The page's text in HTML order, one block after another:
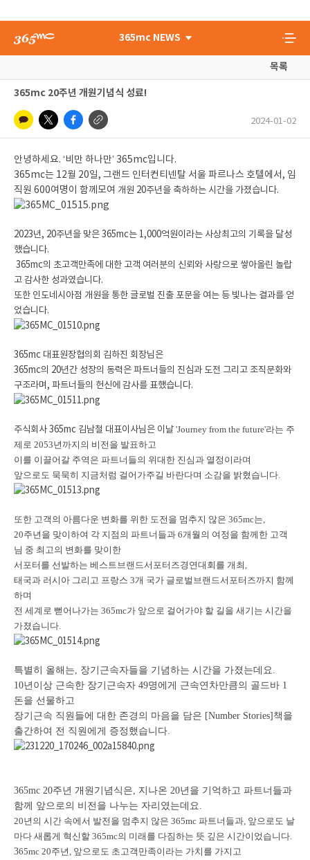
365mc NEWS
목록
365mc 20주년 개원기념식 성료!
2024-01-02
안녕하세요. ‘비만 하나만’ 365mc입니다.
365mc는 12월 20일, 그랜드 인터컨티넨탈 서울 파르나스 호텔에서, 임
직원 600여명이 함께모여 개원 20주년을 축하하는 시간을 가졌습니다.
2023년, 20주년을 맞은 365mc는 1,000억원이라는 사상최고의 기록을 달성
했습니다.
365mc의 초고객만족에 대한 고객 여러분의 신뢰와 사랑으로 쌓아올린 놀랍
고 감사한 성과였습니다.
또한 인도네시아점 개원을 통한 글로벌 진출 포문을 여는 등 빛나는 결과를 얻
었습니다.
365mc 대표원장협의회 김하진 회장님은
365mc의 20년간 성장의 동력은파트너들의 진심과 도전 그리고 조직문화와
구조라며, 파트너들의 헌신에 감사를 표했습니다.
주식회사 365mc 김남철 대표이사님은 이날 'Journey from the future'라는 주
제로 2053년까지의 비전을 발표하고
이를 이끌어갈 주역은 파트너들의 위대한 진심과 열정이라며
앞으로도 묵묵히 지금처럼 걸어가주길 바란다며 소감을 밝혔습니다.
또한 고객의 아름다운 변화를 위한 도전을 멈추지 않은 365mc는,
20주년을 맞이하여 각 지점의 파트너들과 6개월의 여정을 함께한 고객
님 중 최고의 변화를 맞이한
서포터를 선발하는 베스트브랜드서포터즈경연대회를 개최,
태국과 러시아 그리고 프랑스 3개 국가 글로벌브랜드서포터즈까지 함께
하며
전 세계로 뻗어나가는 365mc가 앞으로 걸어가야 할 길을 새기는 시간을
가졌습니다.
특별히 올해는, 장기근속자들을 기념하는 시간을 가졌는데요.
10년이상 근속한 장기근속자 49명에게 근속연차만큼의 골드바 1
돈을 선물하고
장기근속 직원들에 대한 존경의 마음을 담은 [Number Stories]책을
출간하여 전 직원에게 증정했습니다.
365mc 20주년 개원기념식은, 지나온 20년을 기억하고 파트너들과
함께 앞으로의 비전을 나누는 자리였는데요.
20년의 시간 속에서 발전을 멈추지 않은 365mc 파트너들과, 앞으로도 날
마다 새롭게 혁신할 365mc의 미래를 다짐하는 뜻 깊은 시간이었습니다.
365mc 20주년, 앞으로도 초고객만족이라는 가치를 가지고